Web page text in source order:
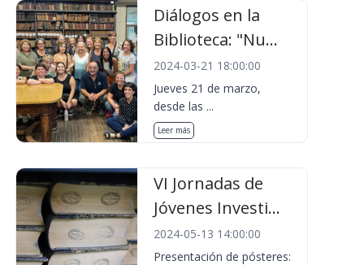
Diálogos en la
Biblioteca: "Nu...
2024-03-21 18:00:00
Jueves 21 de marzo,
desde las ...
Leer más
VI Jornadas de
Jóvenes Investi...
2024-05-13 14:00:00
Presentación de pósteres: